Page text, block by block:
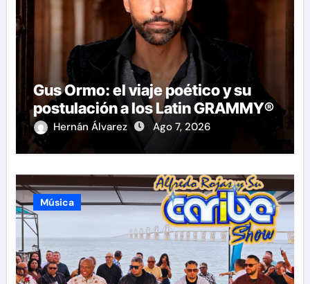
Gus Ormo: el viaje poético y su
postulación a los Latin GRAMMY®
Hernán Álvarez Ago 7, 2026
Música